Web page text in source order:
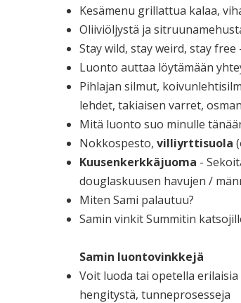
Kesämenu grillattua kalaa,
Oliiviöljystä ja
Stay wild, stay weird, stay free
Luonto auttaa löytämään
Pihlajan silmut,
lehdet, takiaisen varret,
Mitä luonto suo minulle
Nokkospesto, villiyrttisuola
Kuusenkerkkäjuoma -
douglaskuusen havujen /
Miten Sami palautuu?
Samin vinkit Summitin
Samin luontovinkkejä
Voit luoda tai opetella
hengitystä, tunneprosesseja